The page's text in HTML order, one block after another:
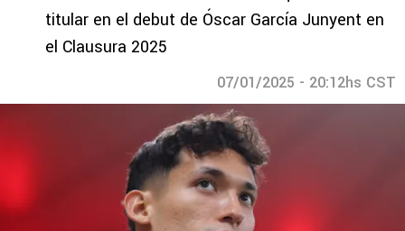
titular en el debut de Óscar García Junyent en
el Clausura 2025
07/01/2025 - 20:12hs CST